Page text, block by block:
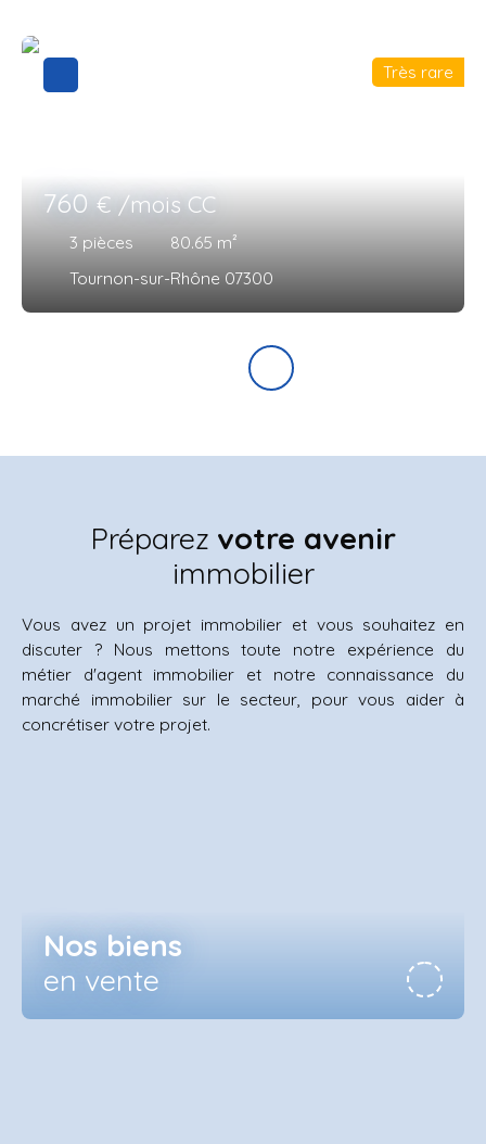
760€ /mois CC
3 pièces 80.65 m²
Tournon-sur-Rhône 07300
Très rare
Préparez votre avenir
immobilier
Vous avez un projet immobilier et vous souhaitez en
discuter ? Nous mettons toute notre expérience du
métier d'agent immobilier et notre connaissance du
marché immobilier sur le secteur, pour vous aider à
concrétiser votre projet.
Nos biens
en vente